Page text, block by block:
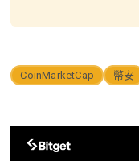
CoinMarketCap 幣安